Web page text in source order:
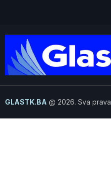
GLASTK.BA @ 2026. Sva